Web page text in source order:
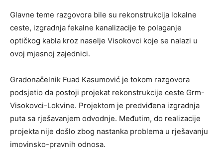
Glavne teme razgovora bile su rekonstrukcija lokalne
ceste, izgradnja fekalne kanalizacije te polaganje
optičkog kabla kroz naselje Visokovci koje se nalazi u
ovoj mjesnoj zajednici.
Gradonačelnik Fuad Kasumović je tokom razgovora
podsjetio da postoji projekat rekonstrukcije ceste Grm-
Visokovci-Lokvine. Projektom je predviđena izgradnja
puta sa rješavanjem odvodnje. Međutim, do realizacije
projekta nije došlo zbog nastanka problema u rješavanju
imovinsko-pravnih odnosa.